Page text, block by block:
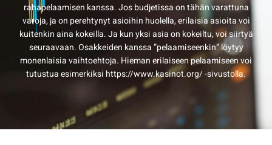
rahapelaamisen kanssa. Jos budjetissa on tähän varattuna
varoja, ja on perehtynyt asioihin huolella, erilaisia asioita voi
kuitenkin aina kokeilla. Ja kun yksi asia on kokeiltu, voi siirtyä
seuraavaan. Osakkeiden kanssa ”pelaamiseenkin” löytyy
monenlaisia vaihtoehtoja. Hieman erilaiseen pelaamiseen voi
tutustua esimerkiksi https://www.kasinot.org/ -sivustolla.